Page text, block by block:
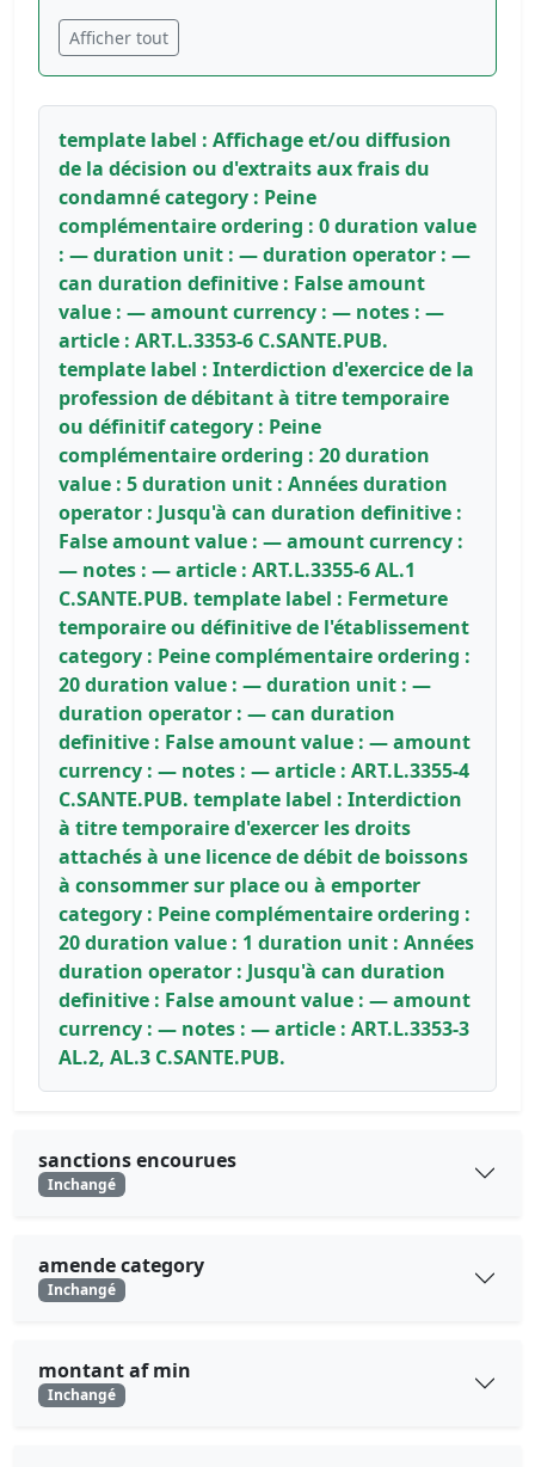
Afficher tout
template label : Affichage et/ou diffusion
de la décision ou d'extraits aux frais du
condamné category : Peine
complémentaire ordering : 0 duration value
: — duration unit : — duration operator : —
can duration definitive : False amount
value : — amount currency : — notes : —
article : ART.L.3353-6 C.SANTE.PUB.
template label : Interdiction d'exercice de la
profession de débitant à titre temporaire
ou définitif category : Peine
complémentaire ordering : 20 duration
value : 5 duration unit : Années duration
operator : Jusqu'à can duration definitive :
False amount value : — amount currency :
— notes : — article : ART.L.3355-6 AL.1
C.SANTE.PUB. template label : Fermeture
temporaire ou définitive de l'établissement
category : Peine complémentaire ordering :
20 duration value : — duration unit : —
duration operator : — can duration
definitive : False amount value : — amount
currency : — notes : — article : ART.L.3355-4
C.SANTE.PUB. template label : Interdiction
à titre temporaire d'exercer les droits
attachés à une licence de débit de boissons
à consommer sur place ou à emporter
category : Peine complémentaire ordering :
20 duration value : 1 duration unit : Années
duration operator : Jusqu'à can duration
definitive : False amount value : — amount
currency : — notes : — article : ART.L.3353-3
AL.2, AL.3 C.SANTE.PUB.
sanctions encourues
Inchangé
amende category
Inchangé
montant af min
Inchangé